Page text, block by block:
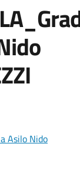
Asilo Nido